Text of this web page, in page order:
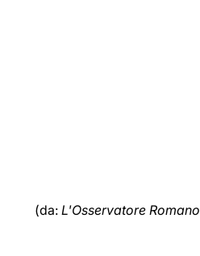
(da: L'Osservatore Romano